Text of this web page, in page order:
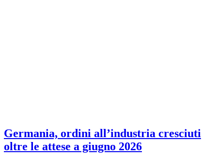
Germania, ordini all’industria cresciuti
oltre le attese a giugno 2026